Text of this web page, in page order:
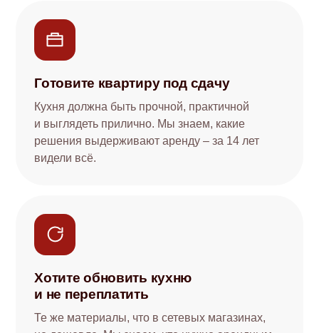
Готовите квартиру под сдачу
Кухня должна быть прочной, практичной
и выглядеть прилично. Мы знаем, какие
решения выдерживают аренду – за 14 лет
видели всё.
Хотите обновить кухню
и не переплатить
Те же материалы, что в сетевых магазинах,